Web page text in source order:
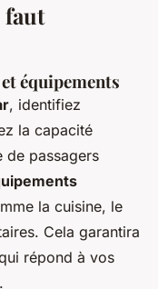
faut
équipements
, identifiez
la capacité
de passagers
la cuisine, le
Cela garantira
répond à vos